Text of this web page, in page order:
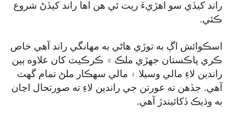
راند کيڏي سو اهڙيءَ ريت ئي هن اها راند کيڏڻ شروع
ڪئي.
اسڪوائش اڳ به توڙي هاڻي به مهانگي راند آهي خاص
ڪري پاڪستان جهڙي ملڪ ۾ ڪرڪيٽ کان علاوه ٻين
راندين لاءِ مالي وسيلا ۽ مالي سهڪار ملڻ تمام گھٽ
آهي. جڏهن ته عورتن جي راندين لاءِ ته صورتحال اڃان
به وڌيڪ ڏکائيندڙ آهي.